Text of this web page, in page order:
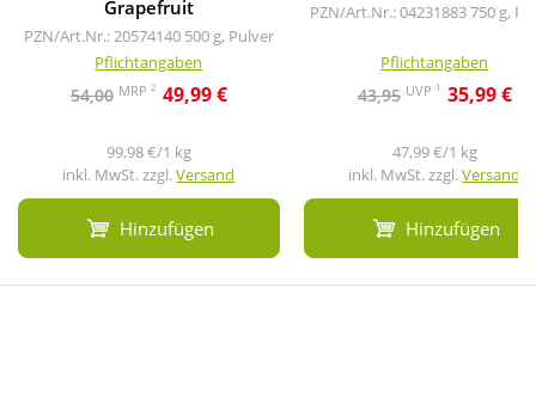
Grapefruit
PZN/Art.Nr.: 20574140 500 g, Pulver
Pflichtangaben
54,00 MRP 2 49,99 €
99,98 €/1 kg
inkl. MwSt. zzgl.Versand
Hinzufügen
PZN/Art.Nr.: 04231883750 g,
Pflichtangaben
43,95 UVP 1 35,99 €
47,99 €/1 kg
inkl. MwSt. zzgl.Versand
Hinzufügen